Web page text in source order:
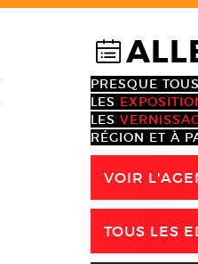
@
PRESQUE
LES
LES
RÉGION ET À
VOIR
TOUS LES